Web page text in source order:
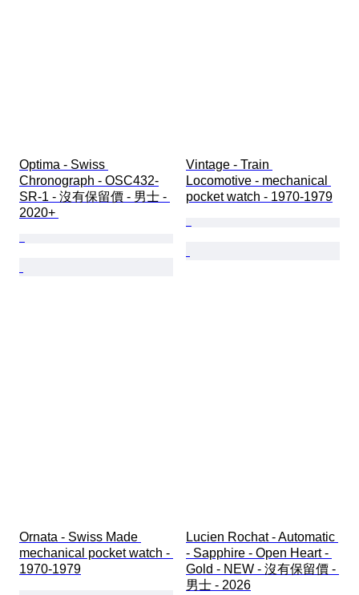
Optima - Swiss
Chronograph - OSC432-
SR-1 - 沒有保留價 - 男士 -
2020+
Vintage - Train
Locomotive - mechanical
pocket watch - 1970-1979
Ornata - Swiss Made
mechanical pocket watch -
1970-1979
Lucien Rochat - Automatic
- Sapphire - Open Heart -
Gold - NEW - 沒有保留價 -
男士 - 2026